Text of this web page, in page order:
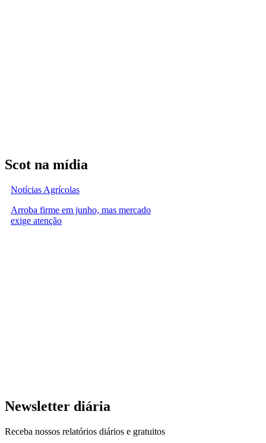
Scot na mídia
Notícias Agrícolas
Arroba firme em junho, mas mercado
exige atenção
Newsletter diária
Receba nossos relatórios diários e gratuitos